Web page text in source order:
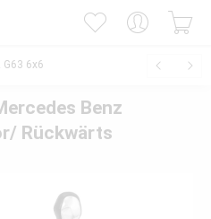
G63 6x6
Benz
Rückwärts